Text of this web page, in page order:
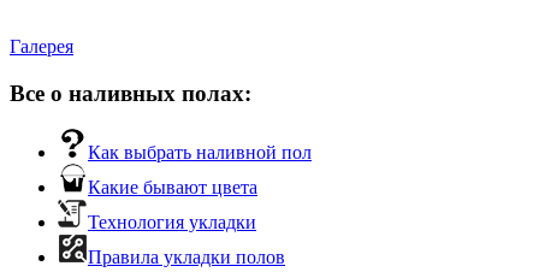
Галерея
Все о наливных полах:
Как выбрать наливной пол
Какие бывают цвета
Технология укладки
Правила укладки полов